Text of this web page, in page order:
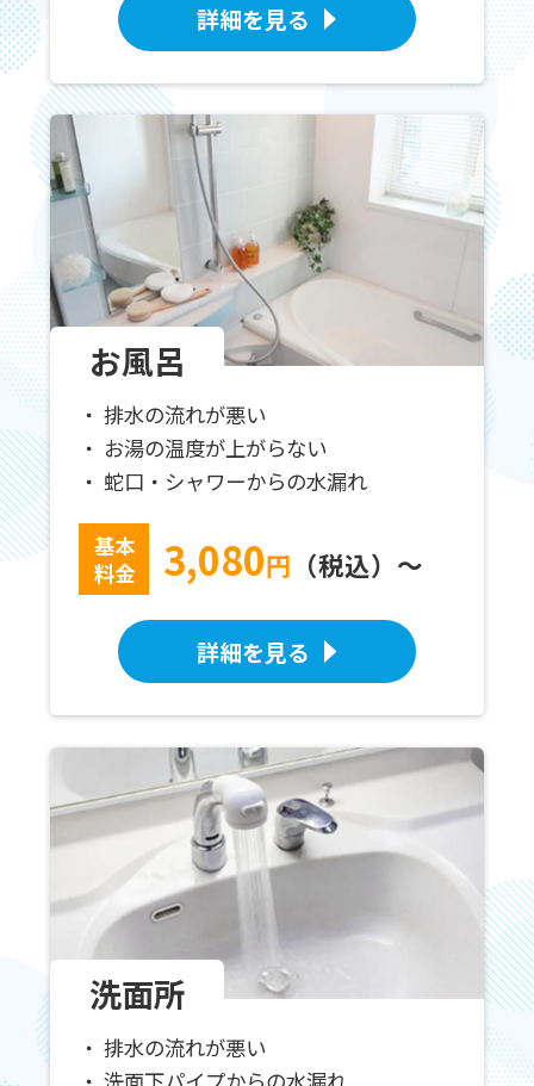
詳細を見る
お風呂
排水の流れが悪い
お湯の温度が上がらない
蛇口・シャワーからの水漏れ
基本
料金
3,080円 （税込）～
詳細を見る
洗面所
排水の流れが悪い